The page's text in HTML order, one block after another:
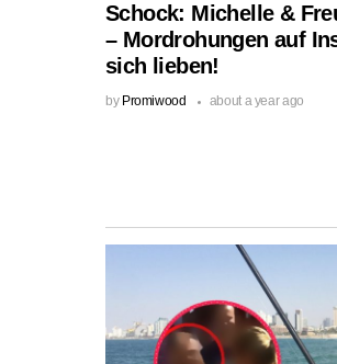
Schock: Michelle &
– Mordrohungen auf
sich lieben!
by Promiwood about a year ago